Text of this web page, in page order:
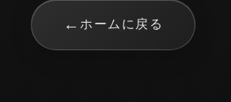
←ホームに戻る